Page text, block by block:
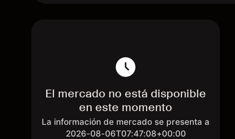
El mercado no está disponible
en este momento
La información de mercado se presenta a
2026-08-06T07:47:08+00:00